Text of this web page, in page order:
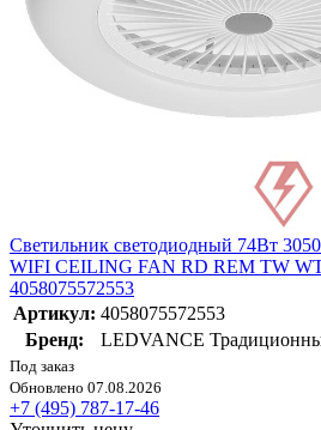
Светильник светодиодный 74Вт
WIFI CEILING FAN RD REM TW
4058075572553
Артикул: 4058075572553
Бренд:
LEDVANCE
Под заказ
Обновлено 07.08.2026
+7 (495) 787-17-46